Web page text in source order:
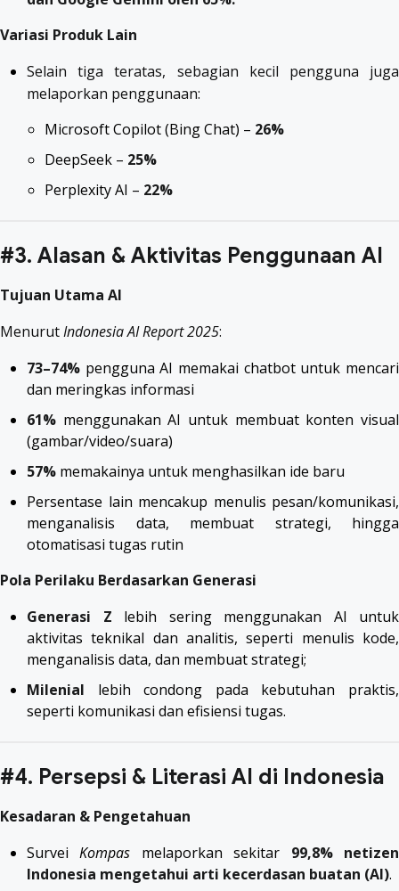
Variasi Produk Lain
Selain tiga teratas, sebagian kecil pengguna juga
melaporkan penggunaan:
Microsoft Copilot (Bing Chat) – 26%
DeepSeek – 25%
Perplexity AI – 22%
#3. Alasan & Aktivitas Penggunaan AI
Tujuan Utama AI
MenurutIndonesia AI Report 2025:
73–74% pengguna AI memakai chatbot untuk mencari
dan meringkas informasi
61% menggunakan AI untuk membuat konten visual
(gambar/video/suara)
57% memakainya untuk menghasilkan ide baru
Persentase lain mencakup menulis pesan/komunikasi,
menganalisis data, membuat strategi, hingga
otomatisasi tugas rutin
Pola Perilaku Berdasarkan Generasi
Generasi Z lebih sering menggunakan AI untuk
aktivitas teknikal dan analitis, seperti menulis kode,
menganalisis data, dan membuat strategi;
Milenial lebih condong pada kebutuhan praktis,
seperti komunikasi dan efisiensi tugas.
#4. Persepsi & Literasi AI di Indonesia
Kesadaran & Pengetahuan
SurveiKompas melaporkan sekitar 99,8% netizen
Indonesia mengetahui arti kecerdasan buatan (AI).